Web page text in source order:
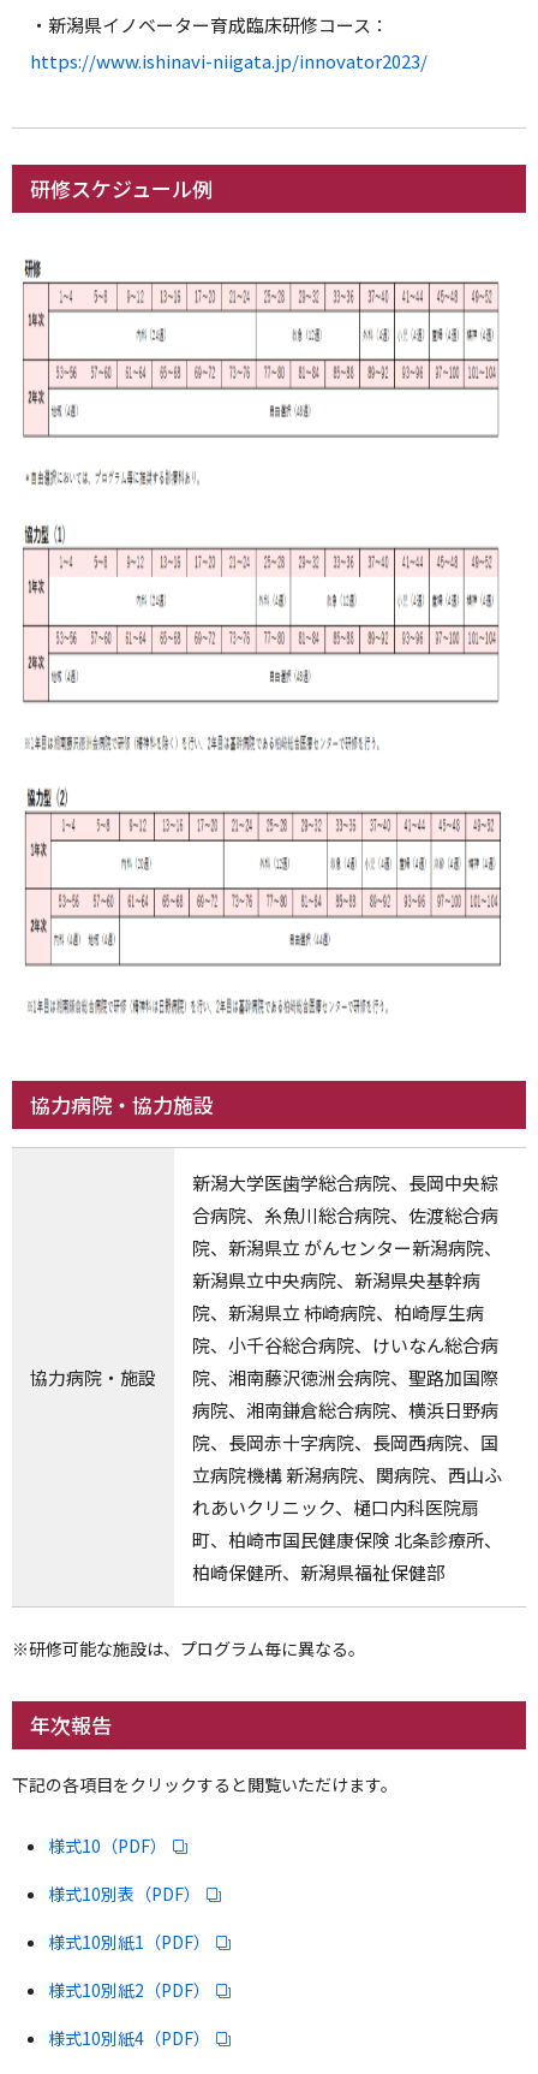
・新潟県イノベーター育成臨床研修コース：
https://www.ishinavi-niigata.jp/innovator2023/
研修スケジュール例
協力病院・協力施設
協力病院・施設
新潟大学医歯学総合病院、長岡中央綜
合病院、糸魚川総合病院、佐渡総合病
院、新潟県立 がんセンター新潟病院、
新潟県立中央病院、新潟県央基幹病
院、新潟県立 柿崎病院、柏崎厚生病
院、小千谷総合病院、けいなん総合病
院、湘南藤沢徳洲会病院、聖路加国際
病院、湘南鎌倉総合病院、横浜日野病
院、長岡赤十字病院、長岡西病院、国
立病院機構 新潟病院、関病院、西山ふ
れあいクリニック、樋口内科医院扇
町、柏崎市国民健康保険 北条診療所、
柏崎保健所、新潟県福祉保健部
※研修可能な施設は、プログラム毎に異なる。
年次報告
下記の各項目をクリックすると閲覧いただけます。
様式10（PDF）
様式10別表（PDF）
様式10別紙1（PDF）
様式10別紙2（PDF）
様式10別紙4（PDF）